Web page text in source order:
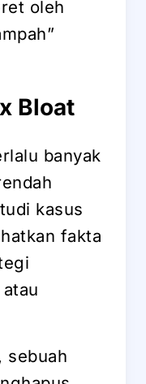
oleh
Bloat
banyak
kasus
fakta
sebuah